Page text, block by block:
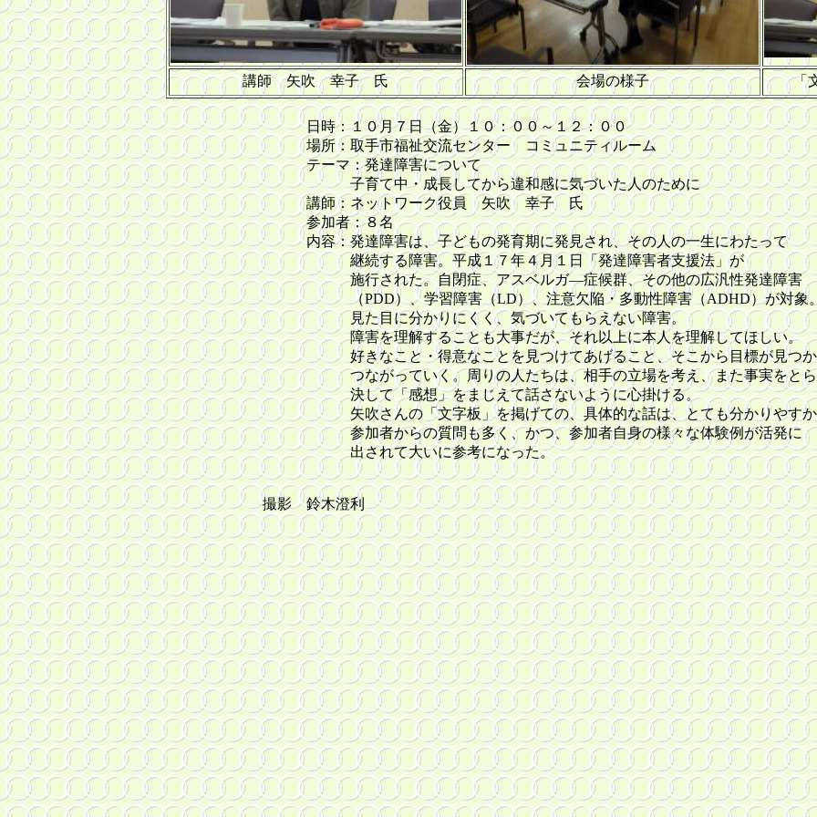
講師 矢吹 幸子 氏 会場の様子 「
日時：１０月７日（金）１０：００～１２：００
場所：取手市福祉交流センター コミュニティルーム
テーマ：発達障害について
子育て中・成長してから違和感に気づいた人のために
講師：ネットワーク役員 矢吹 幸子 氏
参加者：８名
内容：発達障害は、子どもの発育期に発見され、その人の一生にわたって
継続する障害。平成１７年４月１日「発達障害者支援法」が
施行された。自閉症、アスベルガ―症候群、その他の広汎性発達障害
（PDD）、学習障害（LD）、注意欠陥・多動性障害（ADHD）が対象
見た目に分かりにくく、気づいてもらえない障害。
障害を理解することも大事だが、それ以上に本人を理解してほしい。
好きなこと・得意なことを見つけてあげること、そこから目標が見つ
つながっていく。周りの人たちは、相手の立場を考え、また事実をとら
決して「感想」をまじえて話さないように心掛ける。
矢吹さんの「文字板」を掲げての、具体的な話は、とても分かりやすか
参加者からの質問も多く、かつ、参加者自身の様々な体験例が活発に
出されて大いに参考になった。
撮影 鈴木澄利